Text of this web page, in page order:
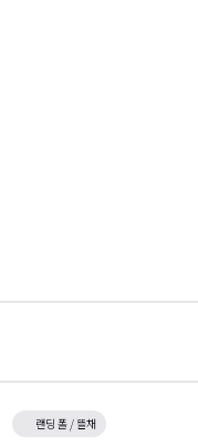
랜딩 폴 / 뜰채